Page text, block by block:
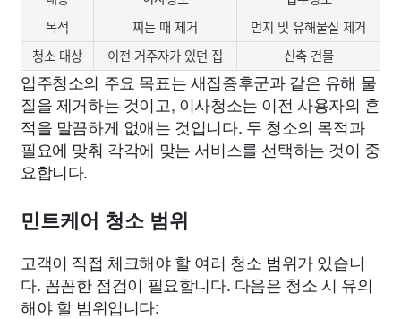
목적
찌든 때 제거
먼지 및 유해물질 제거
청소 대상
이전 거주자가 있던 집 신축 건물
입주청소의 주요 목표는 새집증후군과 같은 유해 물
질을 제거하는 것이고, 이사청소는 이전 사용자의 흔
적을 말끔하게 없애는 것입니다. 두 청소의 목적과
필요에 맞춰 각각에 맞는 서비스를 선택하는 것이 중
요합니다.
민트케어 청소 범위
고객이 직접 체크해야 할 여러 청소 범위가 있습니
다. 꼼꼼한 점검이 필요합니다. 다음은 청소 시 유의
해야 할 범위입니다: